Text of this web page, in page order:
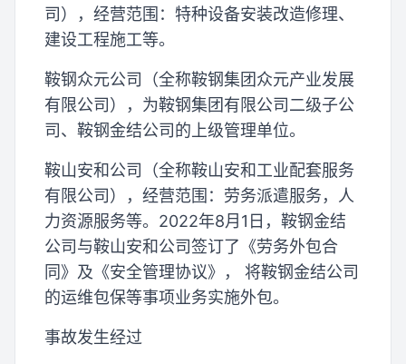
司），经营范围：特种设备安装改造修理、
建设工程施工等。
鞍钢众元公司（全称鞍钢集团众元产业发展
有限公司），为鞍钢集团有限公司二级子公
司、鞍钢金结公司的上级管理单位。
鞍山安和公司（全称鞍山安和工业配套服务
有限公司），经营范围：劳务派遣服务，人
力资源服务等。2022年8月1日，鞍钢金结
公司与鞍山安和公司签订了《劳务外包合
同》及《安全管理协议》， 将鞍钢金结公司
的运维包保等事项业务实施外包。
事故发生经过